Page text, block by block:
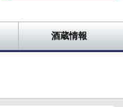
酒蔵情報